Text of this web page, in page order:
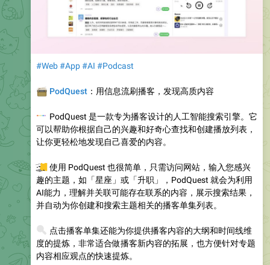
#Web#App#AI #Podcast
PodQuest：用信息流刷播客，发现高质内容
PodQuest 是一款专为播客设计的人工智能搜索引擎。它
可以帮助你根据自己的兴趣和好奇心查找和创建播放列表，
让你更轻松地发现自己喜爱的内容。
使用 PodQuest 也很简单，只需访问网站，输入您感兴
趣的主题，如「星座」或「升职」，PodQuest 就会为利用
AI能力，理解并关联可能存在联系的内容，展示搜索结果，
并自动为你创建和搜索主题相关的播客单集列表。
点击播客单集还能为你提供播客内容的大纲和时间线维
度的提炼，非常适合做播客新内容的拓展，也方便针对专题
内容相应观点的快速提炼。